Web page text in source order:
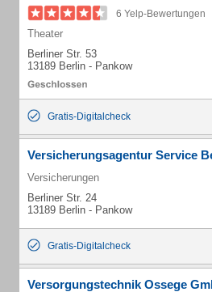
6 Yelp-Bewertungen
Theater
Berliner Str. 53
13189 Berlin - Pankow
Gratis-Digitalcheck
Versicherungsagentur Service
Versicherungen
Berliner Str. 24
13189 Berlin - Pankow
Gratis-Digitalcheck
Versorgungstechnik Ossege